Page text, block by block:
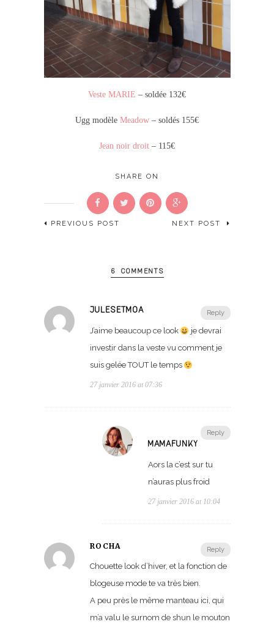
Veste MARIE – soldée 132€
Ugg modèle Meadow – soldés 155€
Jean noir droit – 115€
SHARE ON
PREVIOUS POST NEXT POST
6 COMMENTS
Reply
JULESETMOA
J’aime beaucoup ce look
je devrai
investir dans la veste vu comment je
suis gelée TOUT le temps
27 janvier 2016 at 07:36
Reply
MAMAFUNKY
Aors la c’est sur tu
n’auras plus froid
27 janvier 2016 at 10:04
Reply
ROCHA
Chouette look d’hiver, et la fonction de
blogeuse mode te va très bien.
A peu près le même manteau ici, qui
m’a valu le surnom de shun le mouton